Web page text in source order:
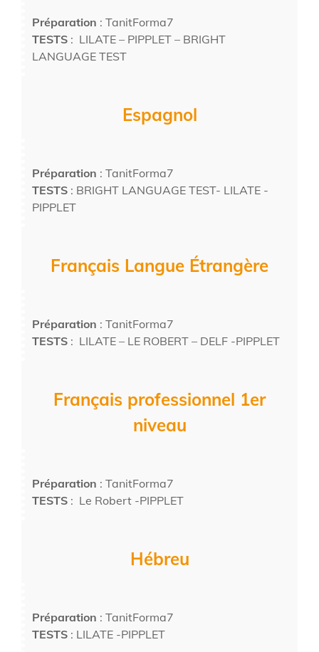
Préparation : TanitForma7
TESTS : LILATE – PIPPLET – BRIGHT
LANGUAGE TEST
Espagnol
Préparation : TanitForma7
TESTS : BRIGHT LANGUAGE TEST- LILATE -
PIPPLET
Français Langue Étrangère
Préparation : TanitForma7
TESTS : LILATE – LE ROBERT – DELF -PIPPLET
Français professionnel 1er
niveau
Préparation : TanitForma7
TESTS : Le Robert -PIPPLET
Hébreu
Préparation : TanitForma7
TESTS : LILATE -PIPPLET